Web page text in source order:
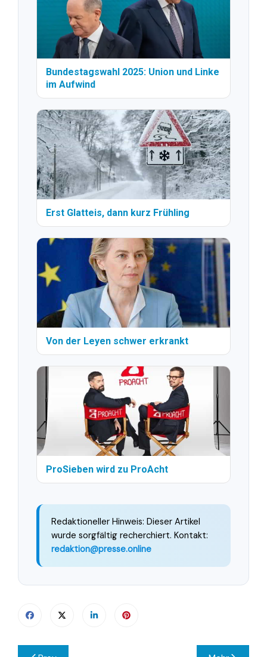
Bundestagswahl 2025: Union und Linke
im Aufwind
Erst Glatteis, dann kurz Frühling
Von der Leyen schwer erkrankt
ProSieben wird zu ProAcht
Redaktioneller Hinweis: Dieser Artikel
wurde sorgfältig recherchiert. Kontakt:
redaktion@presse.online